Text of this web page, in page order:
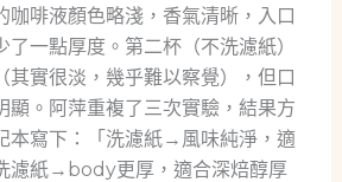
咖啡液顏色略淺，香氣清晰，入口
一點厚度。第二杯（不洗濾紙）
其實很淡，幾乎難以察覺），但口
顯。阿萍重複了三次實驗，結果方
本寫下：「洗濾紙→風味純淨，適
濾紙→body更厚，適合深焙醇厚